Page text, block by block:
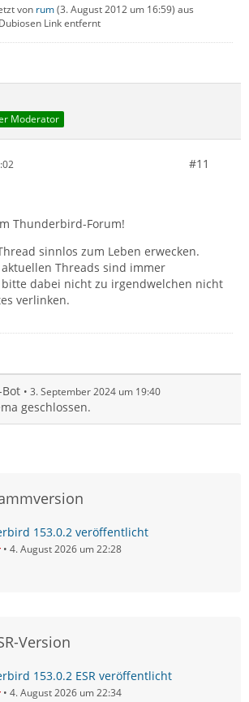
von rum(3. August 2012 um 16:59) aus
Link entfernt
Moderator
#11
Thunderbird-Forum!
sinnlos zum Leben erwecken.
Threads sind immer
dabei nicht zu irgendwelchen nicht
verlinken.
3. September 2024 um 19:40
geschlossen.
153.0.2 veröffentlicht
4. August 2026 um 22:28
Version
153.0.2 ESR veröffentlicht
4. August 2026 um 22:34